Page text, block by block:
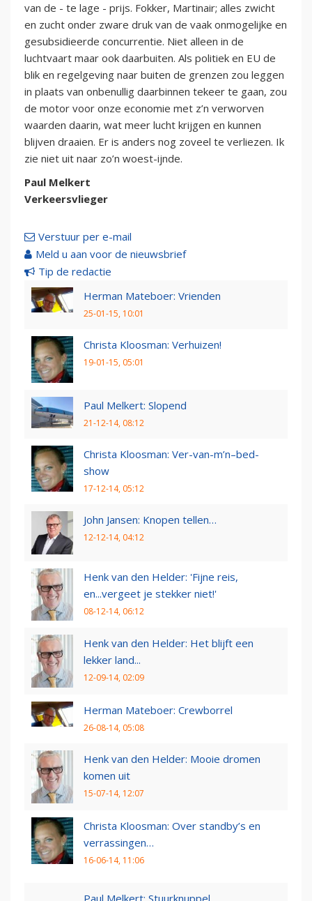
van de - te lage - prijs. Fokker, Martinair; alles zwicht
en zucht onder zware druk van de vaak onmogelijke en
gesubsidieerde concurrentie. Niet alleen in de
luchtvaart maar ook daarbuiten. Als politiek en EU de
blik en regelgeving naar buiten de grenzen zou leggen
in plaats van onbenullig daarbinnen tekeer te gaan, zou
de motor voor onze economie met z’n verworven
waarden daarin, wat meer lucht krijgen en kunnen
blijven draaien. Er is anders nog zoveel te verliezen. Ik
zie niet uit naar zo’n woest-ijnde.
Paul Melkert
Verkeersvlieger
Verstuur per e-mail
Meld u aan voor de nieuwsbrief
Tip de redactie
Herman Mateboer: Vrienden
25-01-15, 10:01
Christa Kloosman: Verhuizen!
19-01-15, 05:01
Paul Melkert: Slopend
21-12-14, 08:12
Christa Kloosman: Ver-van-m’n–bed-
show
17-12-14, 05:12
John Jansen: Knopen tellen…
12-12-14, 04:12
Henk van den Helder: 'Fijne reis,
en...vergeet je stekker niet!'
08-12-14, 06:12
Henk van den Helder: Het blijft een
lekker land...
12-09-14, 02:09
Herman Mateboer: Crewborrel
26-08-14, 05:08
Henk van den Helder: Mooie dromen
komen uit
15-07-14, 12:07
Christa Kloosman: Over standby’s en
verrassingen…
16-06-14, 11:06